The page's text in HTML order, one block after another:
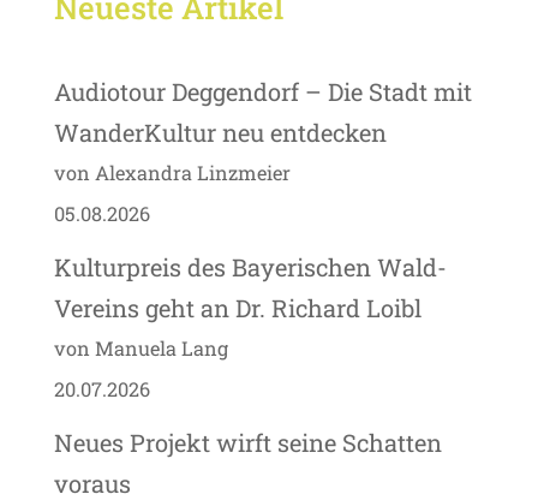
Audiotour Deggendorf – Die Stadt mit
WanderKultur neu entdecken
von Alexandra Linzmeier
05.08.2026
Kulturpreis des Bayerischen Wald-
Vereins geht an Dr. Richard Loibl
von Manuela Lang
20.07.2026
Neues Projekt wirft seine Schatten
voraus